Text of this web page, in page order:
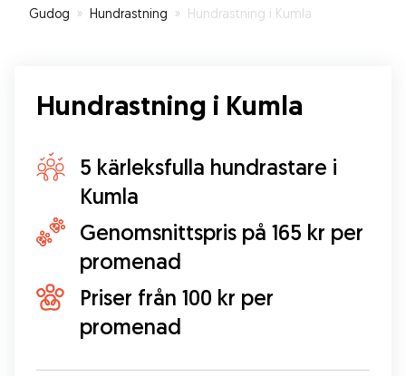
Gudog » Hundrastning » Hundrastning i Kumla
Hundrastning i Kumla
5 kärleksfulla hundrastare i
Kumla
Genomsnittspris på 165 kr per
promenad
Priser från 100 kr per
promenad